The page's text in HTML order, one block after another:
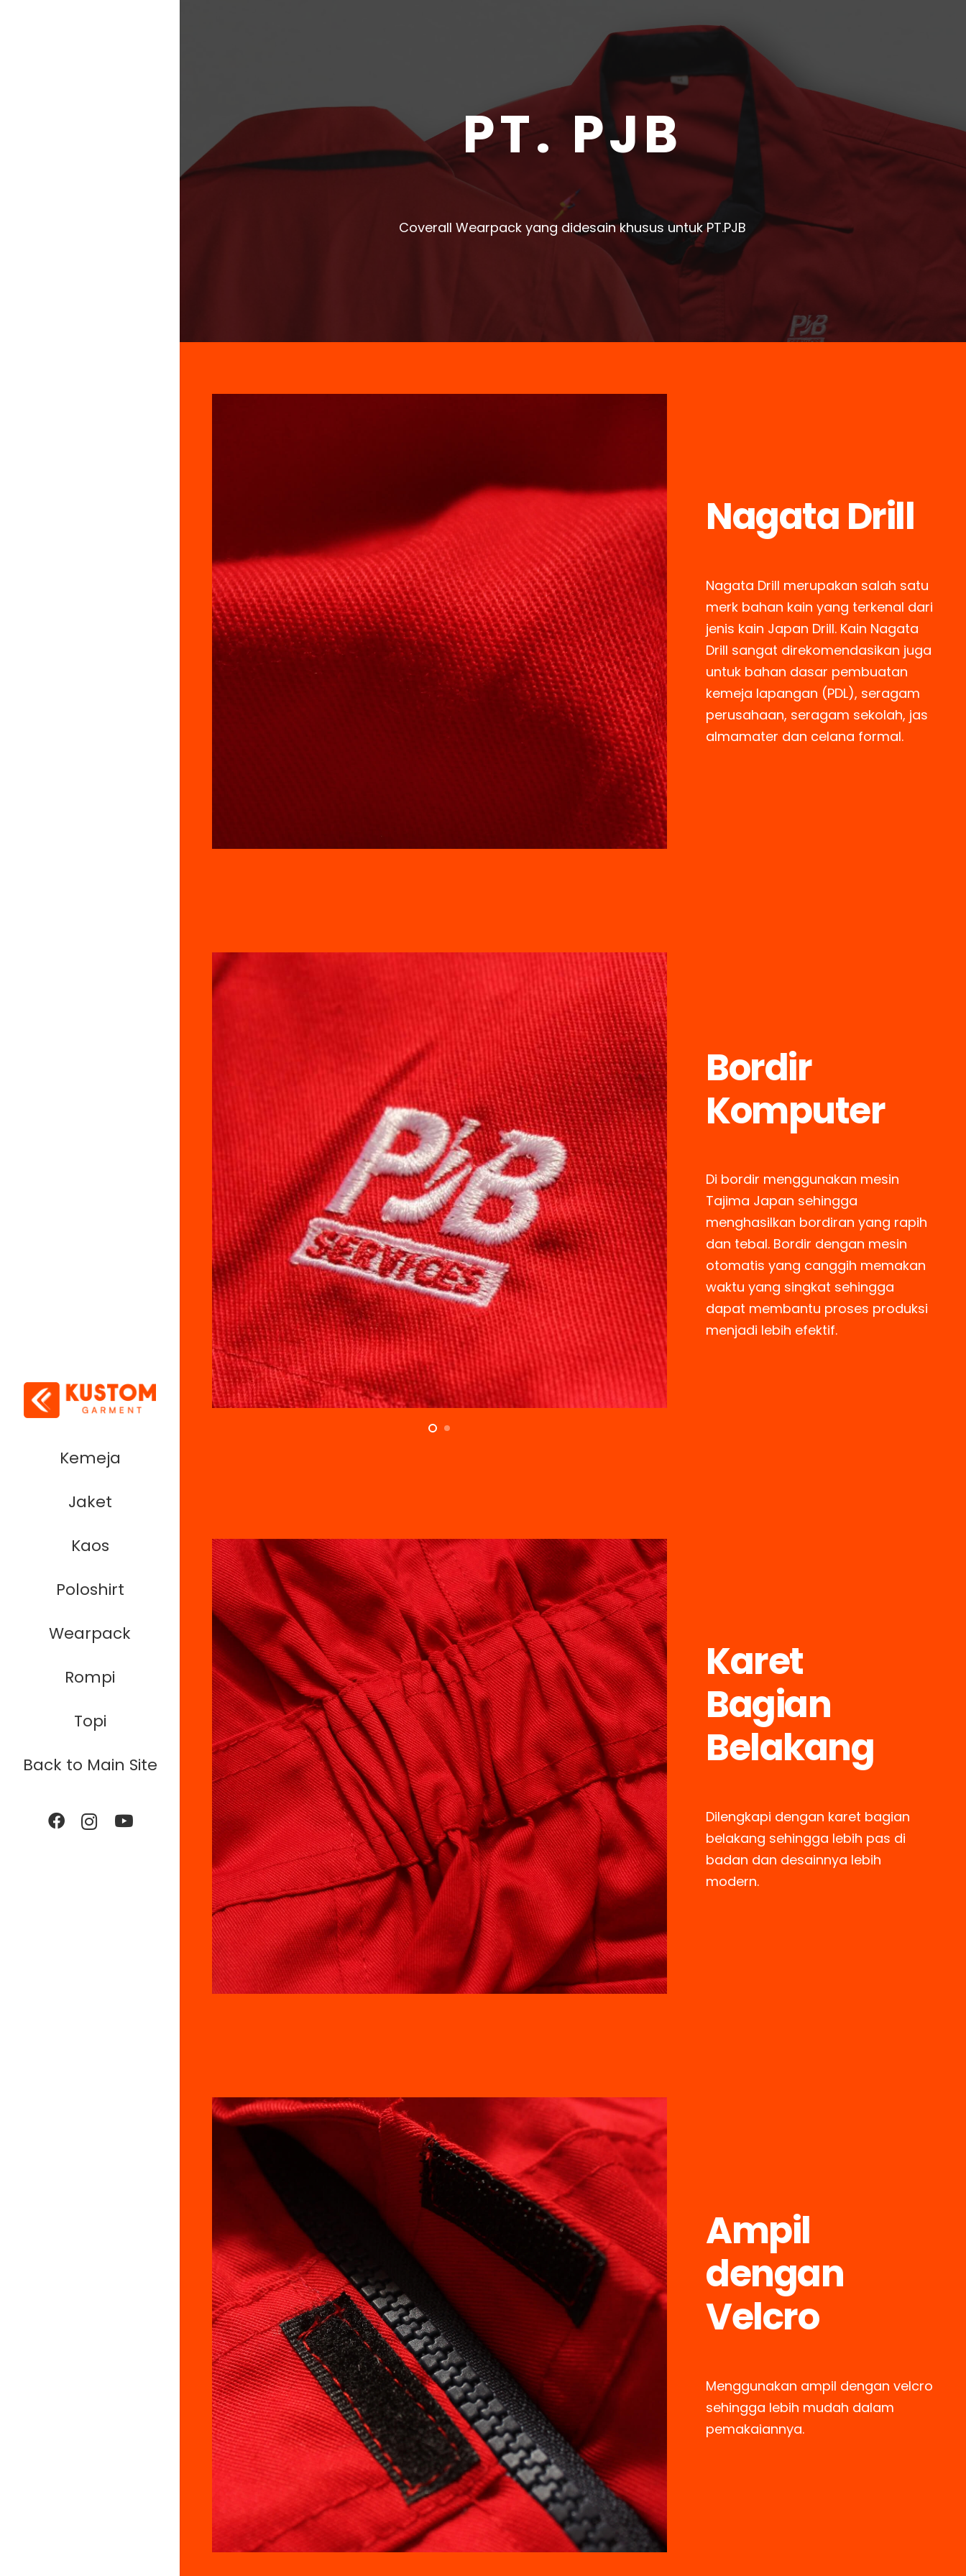
Kemeja
Jaket
Kaos
Poloshirt
Wearpack
Rompi
Topi
Back to Main Site
PT. PJB
Coverall Wearpack yang didesain khusus untuk PT.PJB
Nagata Drill
Nagata Drill merupakan salah satu
merk bahan kain yang terkenal dari
jenis kain Japan Drill. Kain Nagata
Drill sangat direkomendasikan juga
untuk bahan dasar pembuatan
kemeja lapangan (PDL), seragam
perusahaan, seragam sekolah, jas
almamater dan celana formal.
Bordir
Komputer
Di bordir menggunakan mesin
Tajima Japan sehingga
menghasilkan bordiran yang rapih
dan tebal. Bordir dengan mesin
otomatis yang canggih memakan
waktu yang singkat sehingga
dapat membantu proses produksi
menjadi lebih efektif.
Karet
Bagian
Belakang
Dilengkapi dengan karet bagian
belakang sehingga lebih pas di
badan dan desainnya lebih
modern.
Ampil
dengan
Velcro
Menggunakan ampil dengan velcro
sehingga lebih mudah dalam
pemakaiannya.